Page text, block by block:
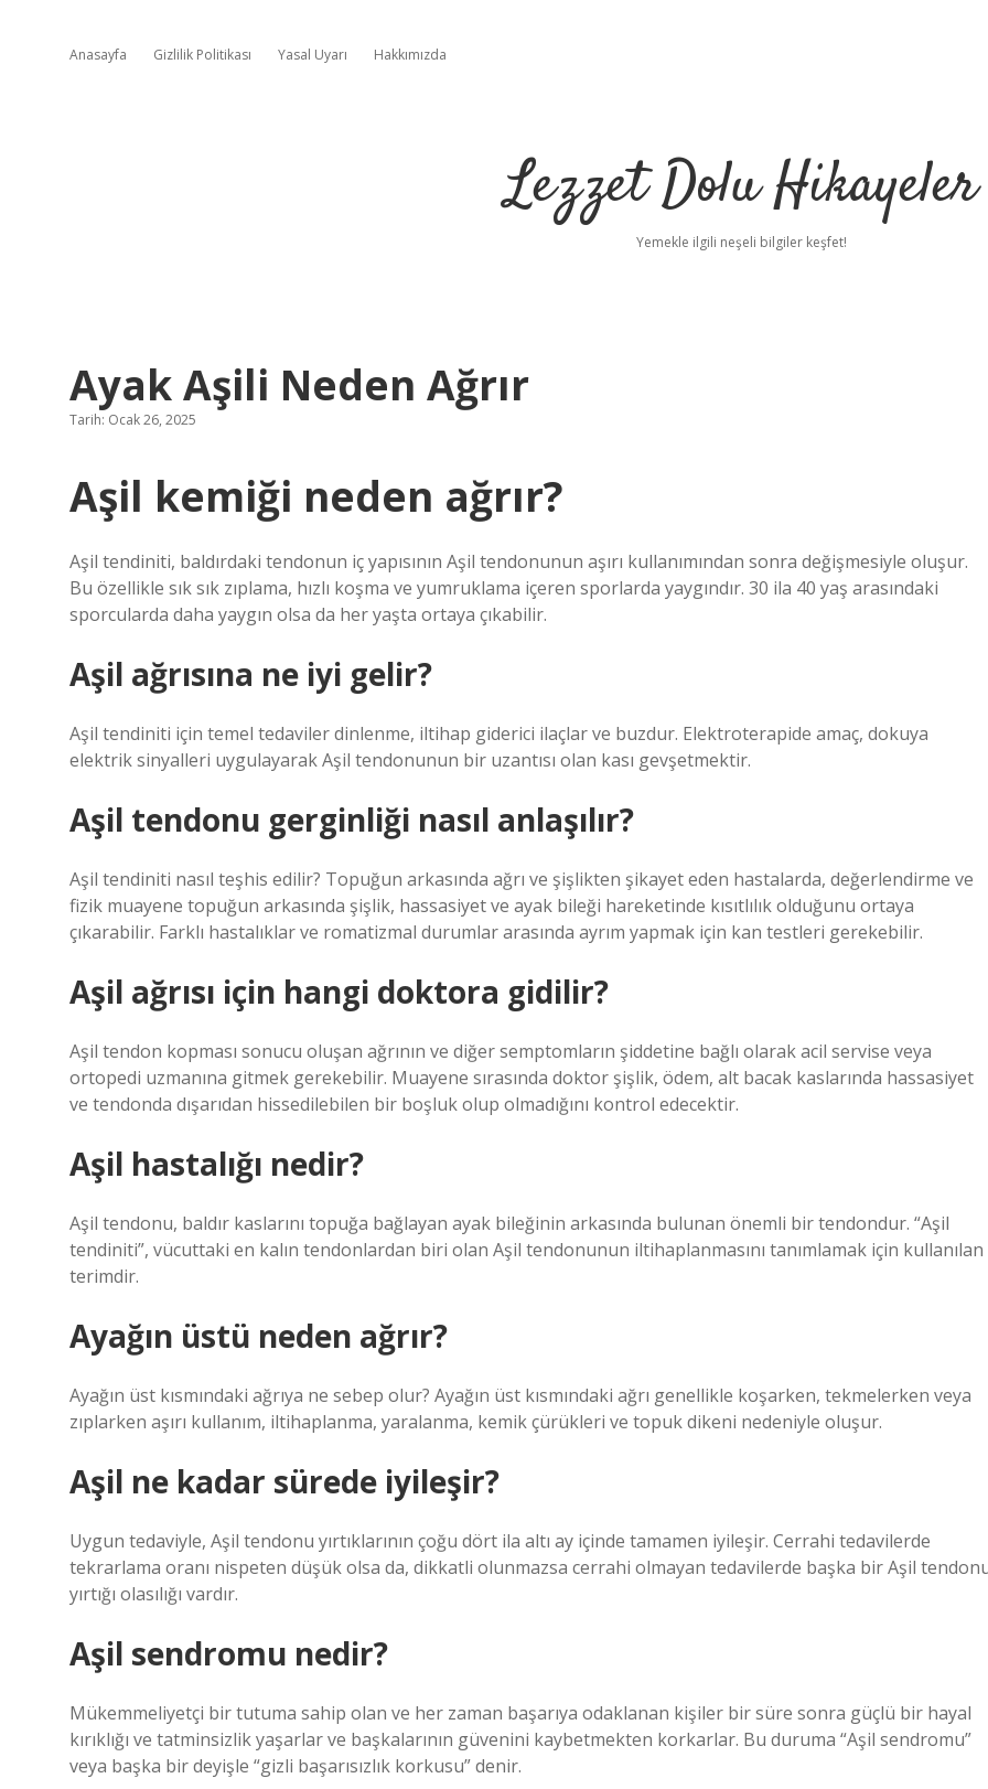
Anasayfa Gizlilik Politikası Yasal Uyarı Hakkımızda
Lezzet Dolu Hikayeler
Yemekle ilgili neşeli bilgiler keşfet!
Ayak Aşili Neden Ağrır
Tarih: Ocak 26, 2025
Aşil kemiği neden ağrır?
Aşil tendiniti, baldırdaki tendonun iç yapısının Aşil tendonunun aşırı kullanımından sonra değişmesiyle oluşur.
Bu özellikle sık sık zıplama, hızlı koşma ve yumruklama içeren sporlarda yaygındır. 30 ila 40 yaş arasındaki
sporcularda daha yaygın olsa da her yaşta ortaya çıkabilir.
Aşil ağrısına ne iyi gelir?
Aşil tendiniti için temel tedaviler dinlenme, iltihap giderici ilaçlar ve buzdur. Elektroterapide amaç, dokuya
elektrik sinyalleri uygulayarak Aşil tendonunun bir uzantısı olan kası gevşetmektir.
Aşil tendonu gerginliği nasıl anlaşılır?
Aşil tendiniti nasıl teşhis edilir? Topuğun arkasında ağrı ve şişlikten şikayet eden hastalarda, değerlendirme ve
fizik muayene topuğun arkasında şişlik, hassasiyet ve ayak bileği hareketinde kısıtlılık olduğunu ortaya
çıkarabilir. Farklı hastalıklar ve romatizmal durumlar arasında ayrım yapmak için kan testleri gerekebilir.
Aşil ağrısı için hangi doktora gidilir?
Aşil tendon kopması sonucu oluşan ağrının ve diğer semptomların şiddetine bağlı olarak acil servise veya
ortopedi uzmanına gitmek gerekebilir. Muayene sırasında doktor şişlik, ödem, alt bacak kaslarında hassasiyet
ve tendonda dışarıdan hissedilebilen bir boşluk olup olmadığını kontrol edecektir.
Aşil hastalığı nedir?
Aşil tendonu, baldır kaslarını topuğa bağlayan ayak bileğinin arkasında bulunan önemli bir tendondur. “Aşil
tendiniti”, vücuttaki en kalın tendonlardan biri olan Aşil tendonunun iltihaplanmasını tanımlamak için kullanılan
terimdir.
Ayağın üstü neden ağrır?
Ayağın üst kısmındaki ağrıya ne sebep olur? Ayağın üst kısmındaki ağrı genellikle koşarken, tekmelerken veya
zıplarken aşırı kullanım, iltihaplanma, yaralanma, kemik çürükleri ve topuk dikeni nedeniyle oluşur.
Aşil ne kadar sürede iyileşir?
Uygun tedaviyle, Aşil tendonu yırtıklarının çoğu dört ila altı ay içinde tamamen iyileşir. Cerrahi tedavilerde
tekrarlama oranı nispeten düşük olsa da, dikkatli olunmazsa cerrahi olmayan tedavilerde başka bir Aşil
yırtığı olasılığı vardır.
Aşil sendromu nedir?
Mükemmeliyetçi bir tutuma sahip olan ve her zaman başarıya odaklanan kişiler bir süre sonra güçlü bir hayal
kırıklığı ve tatminsizlik yaşarlar ve başkalarının güvenini kaybetmekten korkarlar. Bu duruma “Aşil sendromu”
veya başka bir deyişle “gizli başarısızlık korkusu” denir.